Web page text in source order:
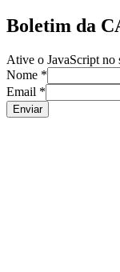
Boletim da
Ative o JavaScript no
Nome *
Email *
Enviar